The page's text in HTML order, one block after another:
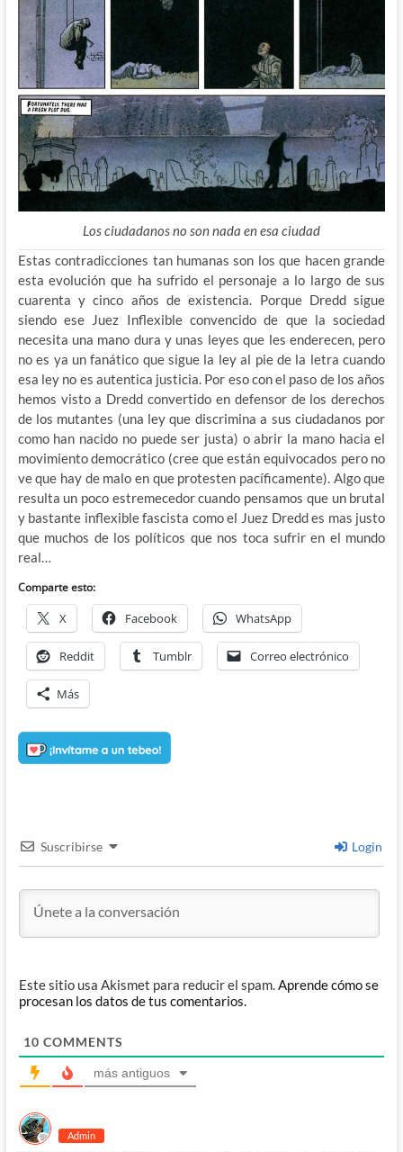
Los ciudadanos no son nada en esa ciudad
Estas contradicciones tan humanas son los que hacen grande
esta evolución que ha sufrido el personaje a lo largo de sus
cuarenta y cinco años de existencia. Porque Dredd sigue
siendo ese Juez Inflexible convencido de que la sociedad
necesita una mano dura y unas leyes que les enderecen, pero
no es ya un fanático que sigue la ley al pie de la letra cuando
esa ley no es autentica justicia. Por eso con el paso de los años
hemos visto a Dredd convertido en defensor de los derechos
de los mutantes (una ley que discrimina a sus ciudadanos por
como han nacido no puede ser justa) o abrir la mano hacia el
movimiento democrático (cree que están equivocados pero no
ve que hay de malo en que protesten pacíficamente). Algo que
resulta un poco estremecedor cuando pensamos que un brutal
y bastante inflexible fascista como el Juez Dredd es mas justo
que muchos de los políticos que nos toca sufrir en el mundo
real…
Comparte esto:
X Facebook WhatsApp
Reddit Tumblr Correo electrónico
Más
Suscribirse Login
Este sitio usa Akismet para reducir el spam.Aprende cómo se
procesan los datos de tus comentarios.
10 COMMENTS
más antiguos
Admin